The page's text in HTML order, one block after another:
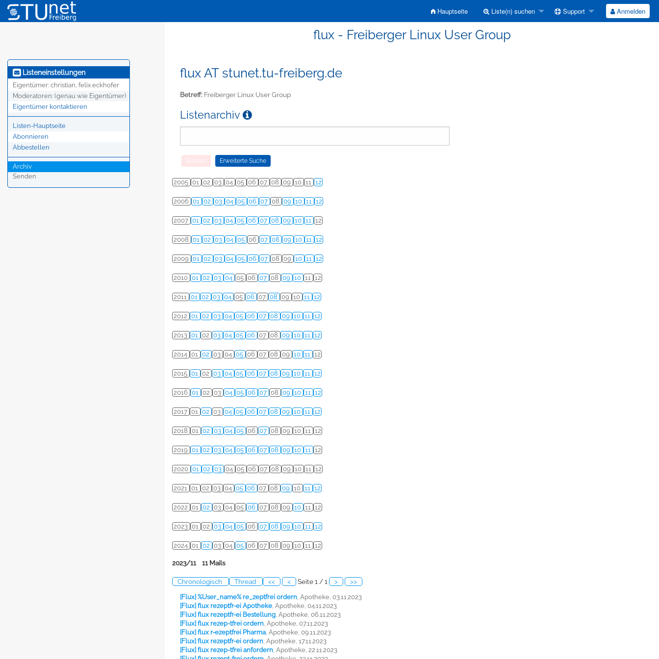
Hauptseite Liste(n) suchen Support Anmelden
flux - Freiberger Linux User Group
Listeneinstellungen
Eigentümer: christian, felix.eckhofer
Moderatoren: (genau wie Eigentümer)
Eigentümer kontaktieren
Listen-Hauptseite
Abonnieren
Abbestellen
Archiv
Senden
flux AT stunet.tu-freiberg.de
Betreff: Freiberger Linux User Group
Listenarchiv
2005 01 02 03 04 05 06 07 08 09 10 11 12
2006 01 02 03 04 05 06 07 08 09 10 11 12
2007 01 02 03 04 05 06 07 08 09 10 11 12
2008 01 02 03 04 05 06 07 08 09 10 11 12
2009 01 02 03 04 05 06 07 08 09 10 11 12
2010 01 02 03 04 05 06 07 08 09 10 11 12
2011 01 02 03 04 05 06 07 08 09 10 11 12
2012 01 02 03 04 05 06 07 08 09 10 11 12
2013 01 02 03 04 05 06 07 08 09 10 11 12
2014 01 02 03 04 05 06 07 08 09 10 11 12
2015 01 02 03 04 05 06 07 08 09 10 11 12
2016 01 02 03 04 05 06 07 08 09 10 11 12
2017 01 02 03 04 05 06 07 08 09 10 11 12
2018 01 02 03 04 05 06 07 08 09 10 11 12
2019 01 02 03 04 05 06 07 08 09 10 11 12
2020 01 02 03 04 05 06 07 08 09 10 11 12
2021 01 02 03 04 05 06 07 08 09 10 11 12
2022 01 02 03 04 05 06 07 08 09 10 11 12
2023 01 02 03 04 05 06 07 08 09 10 11 12
2024 01 02 03 04 05 06 07 08 09 10 11 12
2023/11 11 Mails
Chronologisch Thread << < Seite 1 / 1 > >>
[Flux] %User_name% re_zeptfrei ordern Apotheke, 03.11.2023
[Flux] flux rezeptfr-ei Apotheke Apotheke, 04.11.2023
[Flux] flux rezeptfr-ei Bestellung Apotheke, 06.11.2023
[Flux] flux rezep-tfrei ordern Apotheke, 07.11.2023
[Flux] flux r-ezeptfrei Pharma Apotheke, 09.11.2023
[Flux] flux rezeptfr-ei ordern Apotheke, 17.11.2023
[Flux] flux rezep-tfrei anfordern Apotheke, 22.11.2023